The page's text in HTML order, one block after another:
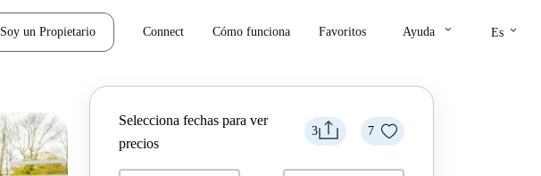
Soy un Propietario Connect Cómo funciona Favoritos Ayuda keyboard_arrow_down Es keyboard_arrow_down
3 7
Selecciona fechas para ver
precios